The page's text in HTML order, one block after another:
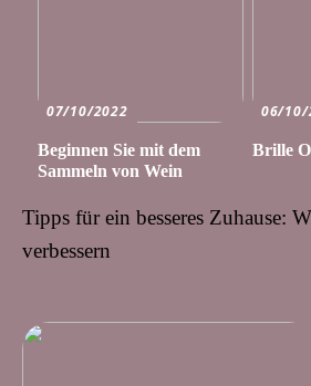
07/10/2022
Beginnen Sie mit dem
Sammeln von Wein
06/10/
Brille
Tipps für ein besseres Zuhause:
verbessern